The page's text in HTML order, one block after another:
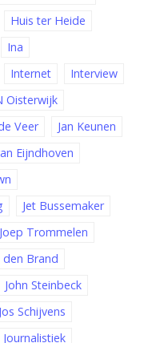
Huis ter Heide
Ina
Internet
Interview
Oisterwijk
Veer
Jan Keunen
Eijndhoven
Jet Bussemaker
Joep Trommelen
den Brand
John Steinbeck
Jos Schijvens
Journalistiek